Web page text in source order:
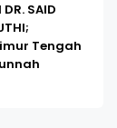
DR. SAID
Tengah